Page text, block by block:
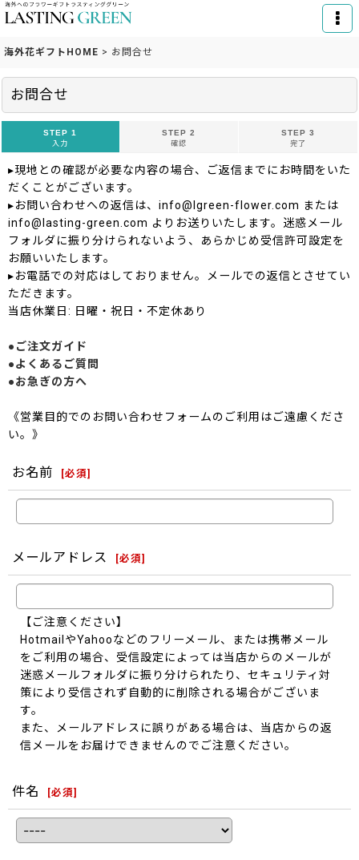
海外花ギフトHOME > お問合せ
お問合せ
STEP 1
入力
STEP 2
確認
STEP 3
完了
▸現地との確認が必要な内容の場合、ご返信までにお時間をいた
だくことがございます。
▸お問い合わせへの返信は、info@lgreen-flower.com または
info@lasting-green.com よりお送りいたします。迷惑メール
フォルダに振り分けられないよう、あらかじめ受信許可設定を
お願いいたします。
▸お電話での対応はしておりません。メールでの返信とさせてい
ただきます。
当店休業日: 日曜・祝日・不定休あり
●ご注文ガイド
●よくあるご質問
●お急ぎの方へ
《営業目的でのお問い合わせフォームのご利用はご遠慮くださ
い。》
お名前 [必須]
メールアドレス [必須]
【ご注意ください】
HotmailやYahooなどのフリーメール、または携帯メール
をご利用の場合、受信設定によっては当店からのメールが
迷惑メールフォルダに振り分けられたり、セキュリティ対
策により受信されず自動的に削除される場合がございま
す。
また、メールアドレスに誤りがある場合は、当店からの返
信メールをお届けできませんのでご注意ください。
件名 [必須]